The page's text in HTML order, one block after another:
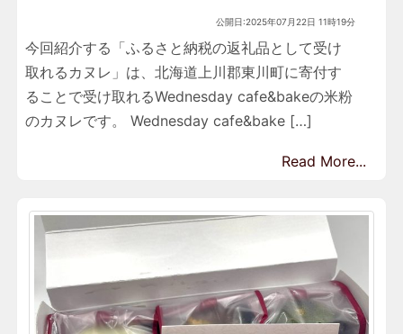
公開日:2025年07月22日 11時19分
今回紹介する「ふるさと納税の返礼品として受け
取れるカヌレ」は、北海道上川郡東川町に寄付す
ることで受け取れるWednesday cafe&bakeの米粉
のカヌレです。 Wednesday cafe&bake […]
Read More...